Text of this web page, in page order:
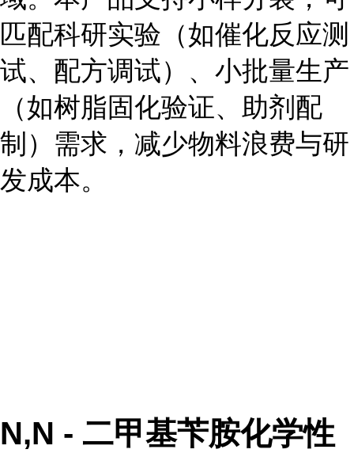
匹配科研实验（如催化反应测
试、配方调试）、小批量生产
（如树脂固化验证、助剂配
制）需求，减少物料浪费与研
发成本。
N,N - 二甲基苄胺化学性